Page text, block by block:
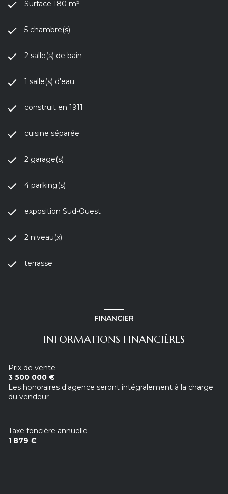
Surface 180 m²
5 chambre(s)
2 salle(s) de bain
1 salle(s) d'eau
construit en 1911
cuisine séparée
2 garage(s)
4 parking(s)
exposition Sud-Ouest
2 niveau(x)
terrasse
FINANCIER
INFORMATIONS FINANCIÈRES
Prix de vente
3 500 000 €
Les honoraires d'agence seront intégralement à la charge
du vendeur
Taxe foncière annuelle
1 879 €